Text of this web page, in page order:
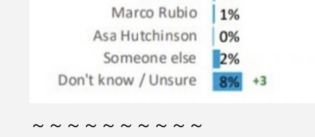
～～～～～～～～～～